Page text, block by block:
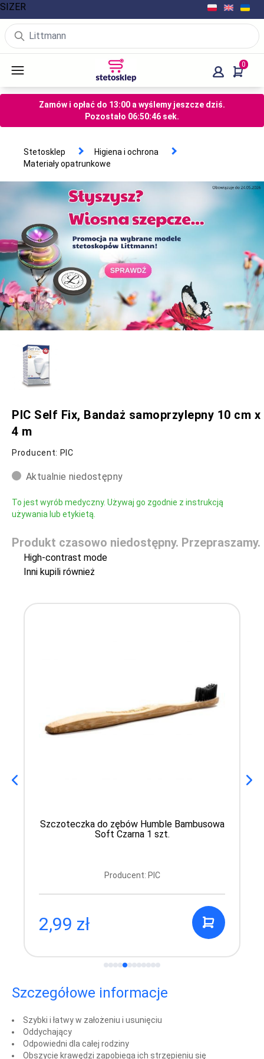
0
Zamów i opłać do 13:00 a wyślemy jeszcze dziś.
Pozostało 06:50:46 sek.
Stetosklep
Higiena i ochrona
Materiały opatrunkowe
PIC Self Fix, Bandaż samoprzylepny 10 cm x
4 m
Producent: PIC
Aktualnie niedostępny
To jest wyrób medyczny. Używaj go zgodnie z instrukcją
używania lub etykietą.
Produkt czasowo niedostępny. Przepraszamy.
High-contrast mode
Inni kupili również
Szczoteczka do zębów Humble Bambusowa
Soft Czarna 1 szt.
Producent: PIC
2,99 zł
Szczegółowe informacje
Szybki i łatwy w założeniu i usunięciu
Oddychający
Odpowiedni dla całej rodziny
Obszycie krawędzi zapobiega ich strzępieniu się
SIZER